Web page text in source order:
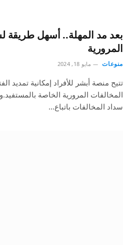
بعد مد المهلة.. أسهل طريقة
المرورية
منوعات مايو 18, 2024
تتيح منصة أبشر للأفراد إمكانية تمديد
المخالفات المرورية الخاصة
سداد المخالفات باتباع…